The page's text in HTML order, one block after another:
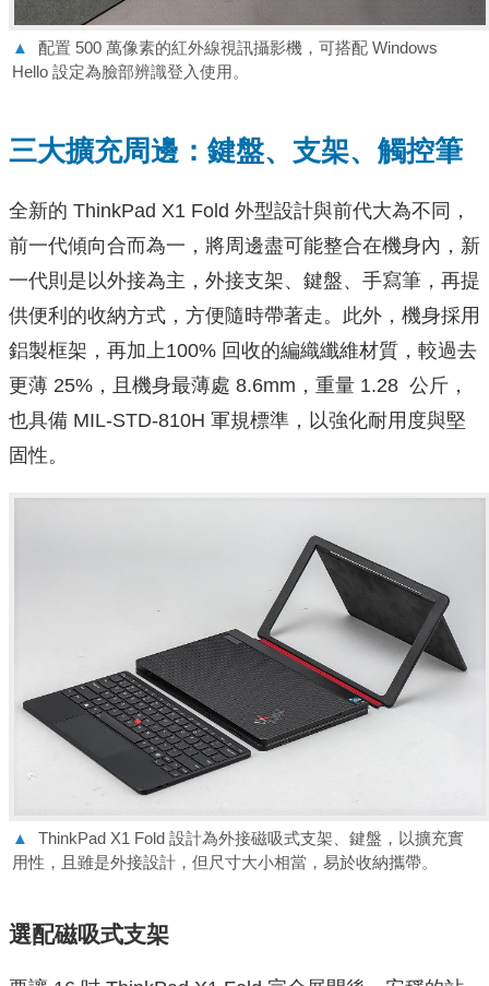
▲
配置 500 萬像素的紅外線視訊攝影機，可搭配 Windows
Hello 設定為臉部辨識登入使用。
三大擴充周邊：鍵盤、支架、觸控筆
全新的 ThinkPad X1 Fold 外型設計與前代大為不同，
前一代傾向合而為一，將周邊盡可能整合在機身內，新
一代則是以外接為主，外接支架、鍵盤、手寫筆，再提
供便利的收納方式，方便隨時帶著走。此外，機身採用
鋁製框架，再加上100% 回收的編織纖維材質，較過去
更薄 25%，且機身最薄處 8.6mm，重量 1.28 公斤，
也具備 MIL-STD-810H 軍規標準，以強化耐用度與堅
固性。
▲
ThinkPad X1 Fold 設計為外接磁吸式支架、鍵盤，以擴充實
用性，且雖是外接設計，但尺寸大小相當，易於收納攜帶。
選配磁吸式支架